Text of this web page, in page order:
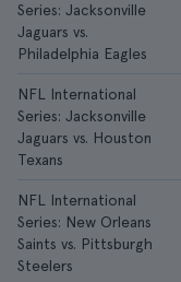
Series: Jacksonville
Jaguars vs.
Philadelphia Eagles
NFL International
Series: Jacksonville
Jaguars vs. Houston
Texans
NFL International
Series: New Orleans
Saints vs. Pittsburgh
Steelers